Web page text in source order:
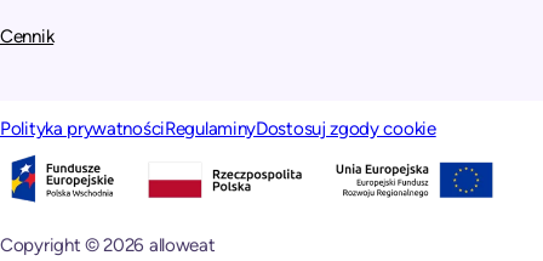
Cennik
Copyright © 2026 alloweat
Polityka prywatnościRegulaminyDostosuj zgody cookie